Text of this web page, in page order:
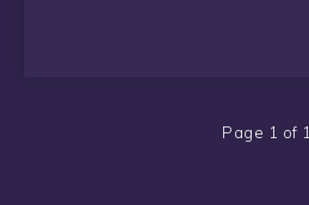
Page 1 of 1